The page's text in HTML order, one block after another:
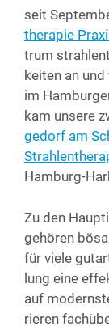
seit
the­ra­pie
trum
kei­ten an
im
kam unse­re
ge­dorf am
Hamburg-
Zu den
gehö­ren
für vie­le
lung eine
auf
rie­ren